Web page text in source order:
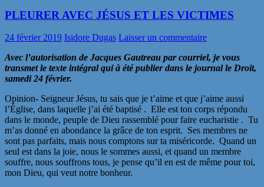
PLEURER AVEC JÉSUS ET LES VICTIMES
24 février 2019 Isidore Dugas Laisser un commentaire
Avec l’autorisation de Jacques Gautreau par courriel, je vous
transmet le texte intégral qui à été publier dans le journal le Droit,
samedi 24 février.
Opinion- Seigneur Jésus, tu sais que je t’aime et que j’aime aussi
l’Église, dans laquelle j’ai été baptisé . Elle est ton corps répondu
dans le monde, peuple de Dieu rassemblé pour faire eucharistie . Tu
m’as donné en abondance la grâce de ton esprit. Ses membres ne
sont pas parfaits, mais nous comptons sur ta miséricorde. Quand un
seul est dans la joie, nous le sommes aussi, et quand un membre
souffre, nous souffrons tous, je pense qu’il en est de même pour toi,
mon Dieu, qui veut notre bonheur.